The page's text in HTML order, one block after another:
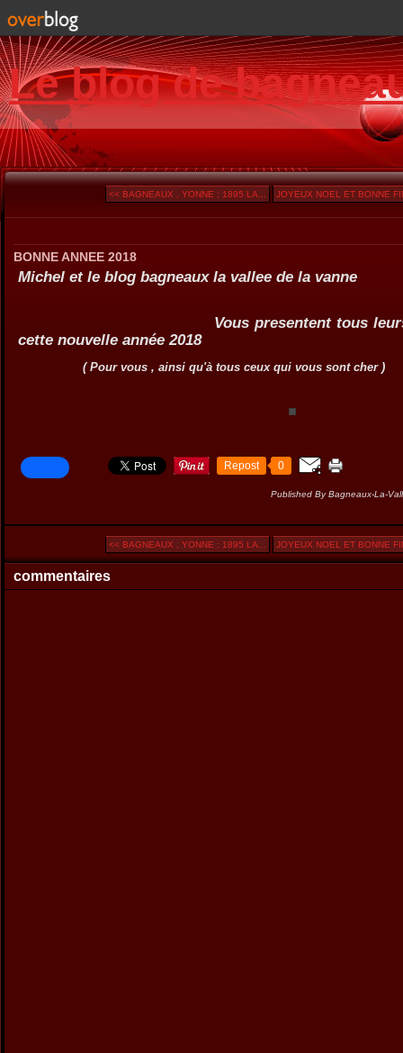
Le blog de
<< BAGNEAUX , YONNE : 1895 LA... JOYEUX NOEL ET BONNE
BONNE ANNEE 2018
Michel et le blog bagneaux la vallee de la vanne
Vous presentent tous leurs
cette nouvelle année 2018
( Pour vous , ainsi qu'à tous ceux qui vous sont cher )
Repost 0
Published By Bagneaux-La-
<< BAGNEAUX , YONNE : 1895 LA... JOYEUX NOEL ET BONNE
commentaires